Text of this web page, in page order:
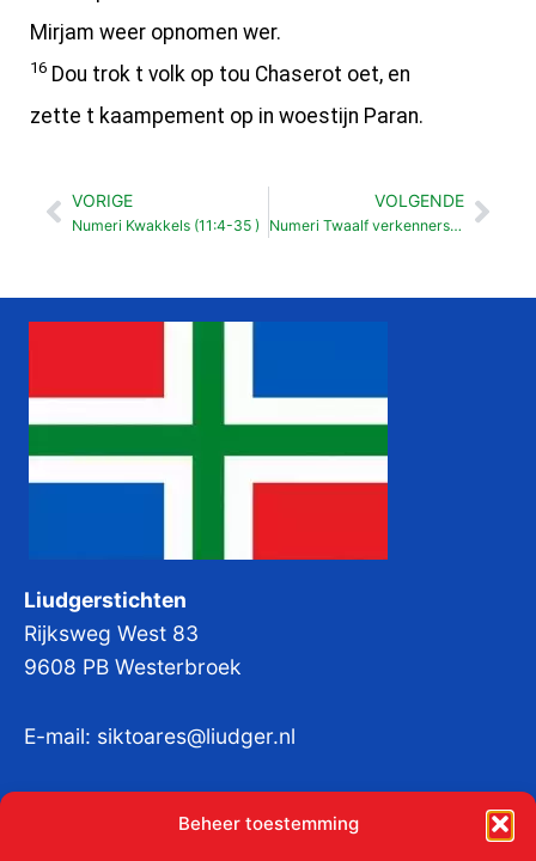
Beheer toestemming
Mirjam weer opnomen wer.
16 Dou trok t volk op tou Chaserot oet, en
zette t kaampement op in woestijn Paran.
Vorige
VORIGE
Numeri Kwakkels (11:4-35 )
VOLGENDE
Numeri Twaalf verkenners (13:1-33 )
Liudgerstichten
Rijksweg West 83
9608 PB Westerbroek
E-mail: siktoares@liudger.nl